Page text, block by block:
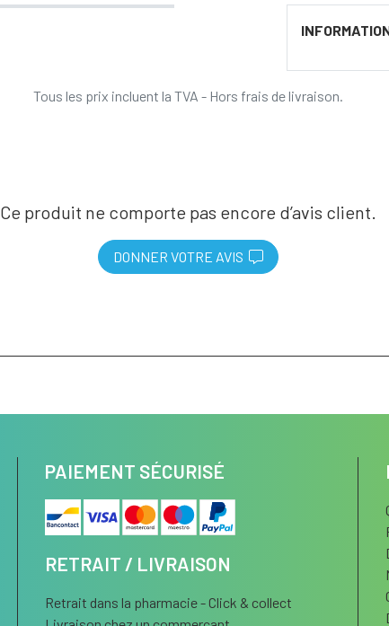
Tous les prix incluent la TVA - Hors frais de livraison.
Ce produit ne comporte pas encore d’avis client.
DONNER VOTRE AVIS
PAIEMENT SÉCURISÉ
RETRAIT / LIVRAISON
Retrait dans la pharmacie - Click & collect